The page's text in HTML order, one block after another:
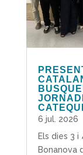
6 jul. 2026
Els dies 3 i
Bonanova